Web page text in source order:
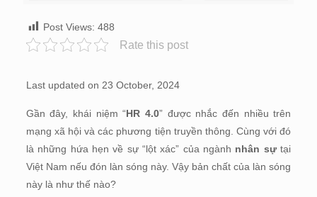
Post Views: 488
Rate this post
Last updated on 23 October, 2024
Gần đây, khái niệm “HR 4.0” được nhắc đến nhiều trên
mạng xã hội và các phương tiện truyền thông. Cùng với đó
là những hứa hẹn về sự “lột xác” của ngành nhân sựtại
Việt Nam nếu đón làn sóng này. Vậy bản chất của làn sóng
này là như thế nào?